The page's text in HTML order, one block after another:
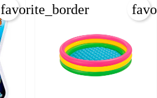
favorite_border